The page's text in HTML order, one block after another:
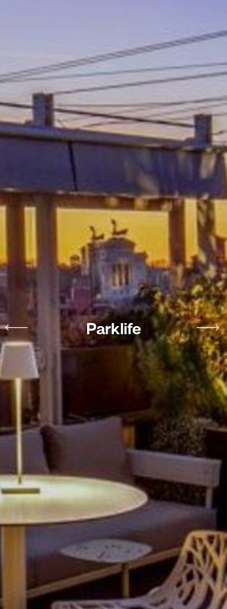
Parklife